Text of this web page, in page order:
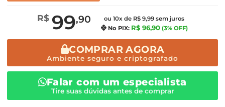
R$ 99,90
ou 10x de R$ 9,99 sem juros
No PIX: R$ 96,90 (3% OFF)
COMPRAR AGORA
Ambiente seguro e criptografado
Falar com um especialista
Tire suas dúvidas antes de comprar